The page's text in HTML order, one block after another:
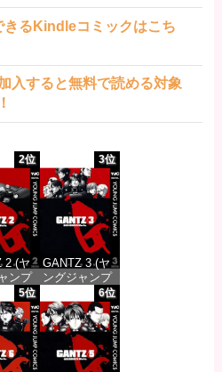
きるKindleコミックはこち
入すると無料で読める対象
2位
2 (ヤ
ンプ
ス
：¥100
3位
GANTZ 3 (ヤ
ングジャンプ
コミックス
DIGITAL)
価格：¥100
5位 6位